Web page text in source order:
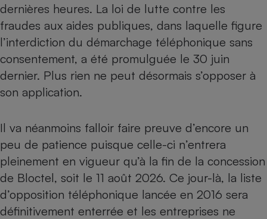
dernières heures. La loi de lutte contre les
fraudes aux aides publiques, dans laquelle figure
l’interdiction du démarchage téléphonique sans
consentement, a été promulguée le 30 juin
dernier. Plus rien ne peut désormais s’opposer à
son application.
Il va néanmoins falloir faire preuve d’encore un
peu de patience puisque celle-ci n’entrera
pleinement en vigueur qu’à la fin de la concession
de Bloctel, soit le 11 août 2026. Ce jour-là, la liste
d’opposition téléphonique lancée en 2016 sera
définitivement enterrée et les entreprises ne
bouteille
Banque
Lave-linge
Plaque de cuisson à
induction
Téléviseur
Téléphone mobile -
Smartphone
Matelas
Radiateur électrique
Antimoustique